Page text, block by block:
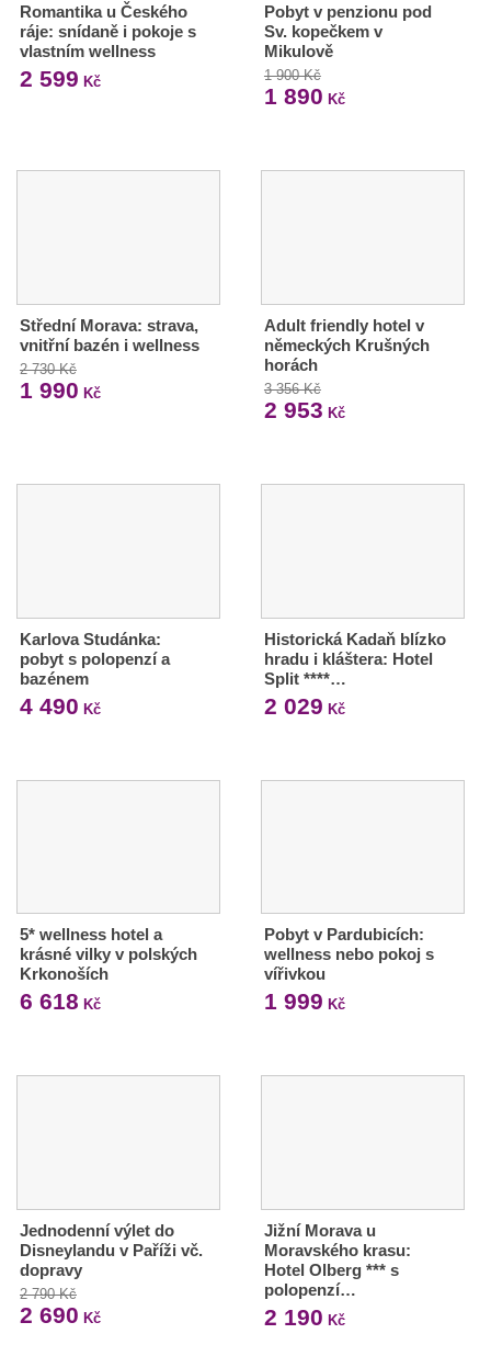
Romantika u Českého
ráje: snídaně i pokoje s
vlastním wellness
2 599 Kč
Pobyt v penzionu pod
Sv. kopečkem v
Mikulově
1 900 Kč
1 890 Kč
Střední Morava: strava,
vnitřní bazén i wellness
2 730 Kč
1 990 Kč
Adult friendly hotel v
německých Krušných
horách
3 356 Kč
2 953 Kč
Karlova Studánka:
pobyt s polopenzí a
bazénem
4 490 Kč
Historická Kadaň blízko
hradu i kláštera: Hotel
Split ****…
2 029 Kč
5* wellness hotel a
krásné vilky v polských
Krkonoších
6 618 Kč
Pobyt v Pardubicích:
wellness nebo pokoj s
vířivkou
1 999 Kč
Jednodenní výlet do
Disneylandu v Paříži vč.
dopravy
2 790 Kč
2 690 Kč
Jižní Morava u
Moravského krasu:
Hotel Olberg *** s
polopenzí…
2 190 Kč